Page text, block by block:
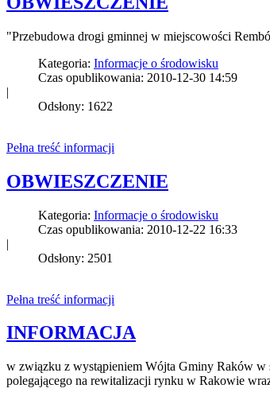
"Przebudowa drogi gminnej w miejscowości
Kategoria: Informacje o środowisku
Czas opublikowania: 2010-12-30 14:59
|
Odsłony: 1622
Pełna treść informacji
OBWIESZCZENIE
Kategoria: Informacje o środowisku
Czas opublikowania: 2010-12-22 16:33
|
Odsłony: 2501
Pełna treść informacji
INFORMACJA
w związku z wystąpieniem Wójta Gminy Raków w
polegającego na rewitalizacji rynku w Rakowie